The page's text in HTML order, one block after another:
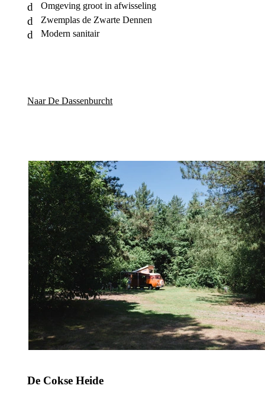
Omgeving groot in afwisseling
Zwemplas de Zwarte Dennen
Modern sanitair
Naar De Dassenburcht
De Cokse Heide